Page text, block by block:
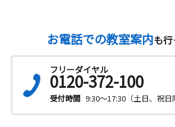
お電話での教室案内も
フリーダイヤル
0120-372-100
受付時間 9:30～17:30（土日、祝日